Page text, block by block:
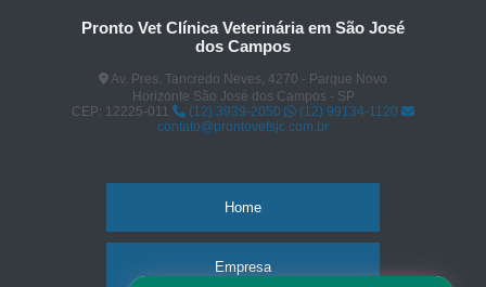
Pronto Vet Clínica Veterinária em São José
dos Campos
Av. Pres. Tancredo Neves, 4270 - Parque Novo
Horizonte São José dos Campos - SP
CEP: 12225-011
(12) 3939-2050
(12) 99134-1120
contato@prontovetsjc.com.br
Home
Empresa